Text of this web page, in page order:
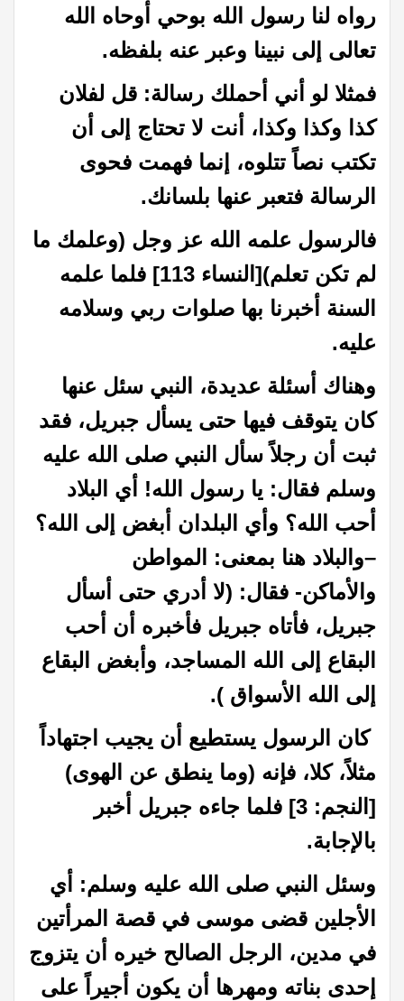
رواه لنا رسول الله بوحي أوحاه الله
تعالى إلى نبينا وعبر عنه بلفظه.
فمثلا لو أني أحملك رسالة: قل لفلان
كذا وكذا وكذا، أنت لا تحتاج إلى أن
تكتب نصاً تتلوه، إنما فهمت فحوى
الرسالة فتعبر عنها بلسانك.
فالرسول علمه الله عز وجل (وعلمك ما
لم تكن تعلم)[النساء 113] فلما علمه
السنة أخبرنا بها صلوات ربي وسلامه
عليه.
وهناك أسئلة عديدة، النبي سئل عنها
كان يتوقف فيها حتى يسأل جبريل، فقد
ثبت أن رجلاً سأل النبي صلى الله عليه
وسلم فقال: يا رسول الله! أي البلاد
أحب الله؟ وأي البلدان أبغض إلى الله؟
–والبلاد هنا بمعنى: المواطن
والأماكن- فقال: (لا أدري حتى أسأل
جبريل، فأتاه جبريل فأخبره أن أحب
البقاع إلى الله المساجد، وأبغض البقاع
إلى الله الأسواق ).
كان الرسول يستطيع أن يجيب اجتهاداً
مثلاً، كلا، فإنه (وما ينطق عن الهوى)
[النجم: 3] فلما جاءه جبريل أخبر
بالإجابة.
وسئل النبي صلى الله عليه وسلم: أي
الأجلين قضى موسى في قصة المرأتين
في مدين، الرجل الصالح خيره أن يتزوج
إحدى بناته ومهرها أن يكون أجيراً على